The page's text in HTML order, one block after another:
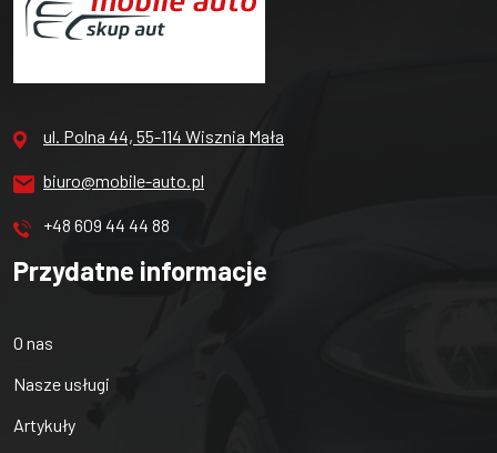
ul. Polna 44, 55-114 Wisznia Mała
biuro@mobile-auto.pl
+48 609 44 44 88
Przydatne informacje
O nas
Nasze usługi
Artykuły